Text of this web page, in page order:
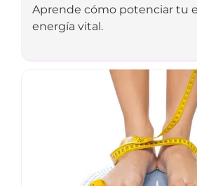
Aprende cómo potenciar tu
energía vital.